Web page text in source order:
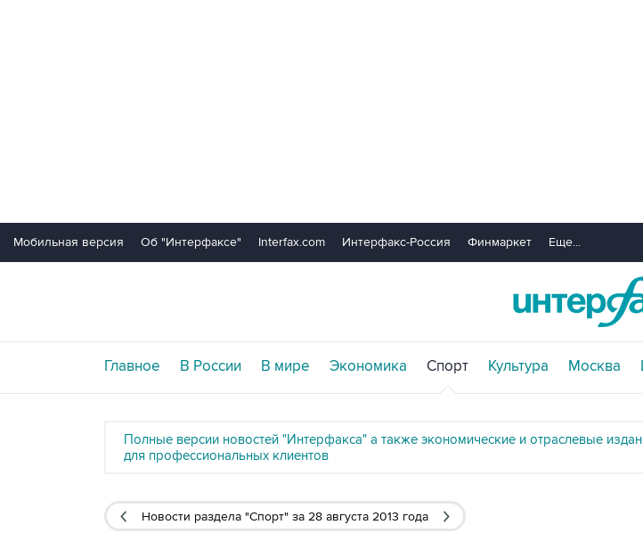
Мобильная версия Об "Интерфаксе" Interfax.com Интерфакс-Россия Финмаркет Еще...
Главное В России В мире Экономика Спорт Культура Москва
Полные версии новостей "Интерфакса" а также экономические и отраслевые
для профессиональных клиентов
Новости раздела "Спорт" за 28 августа 2013 года